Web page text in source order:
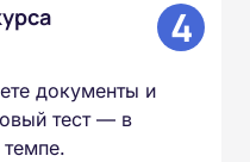
4
документы и
тест — в